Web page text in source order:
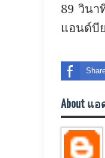
89 วินา
แอนด์บี
About แ